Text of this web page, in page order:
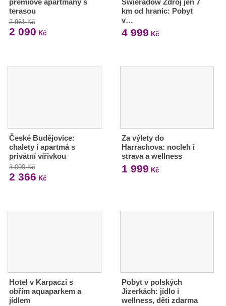
terasou
2 961 Kč
2 090 Kč
km od hranic: Pobyt
v…
4 999 Kč
České Budějovice:
chalety i apartmá s
privátní vířivkou
3 000 Kč
2 366 Kč
Za výlety do
Harrachova: nocleh i
strava a wellness
1 999 Kč
Hotel v Karpaczi s
obřím aquaparkem a
jídlem
Pobyt v polských
Jizerkách: jídlo i
wellness, děti zdarma